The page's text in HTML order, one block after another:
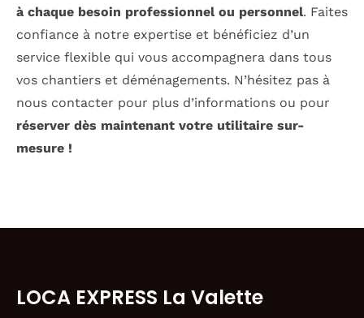
à chaque besoin professionnel ou personnel. Faites
confiance à notre expertise et bénéficiez d’un
service flexible qui vous accompagnera dans tous
vos chantiers et déménagements. N’hésitez pas à
nous contacter pour plus d’informations ou pour
réserver dès maintenant votre utilitaire sur-
mesure !
LOCA EXPRESS La Valette